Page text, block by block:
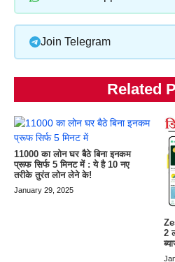
Join Telegram
Related
11000 का लोन घर बैठे बिना इनकम
प्रूफ सिर्फ 5 मिनट में : ये है 10 नए
तरीके तुरंत लोन लेने के!
January 29, 2025
2